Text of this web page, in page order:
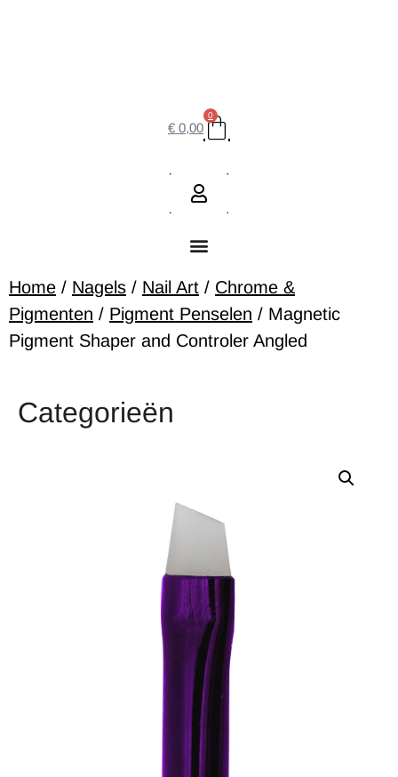
€ 0,00
0
Home / Nagels / Nail Art / Chrome &
Pigmenten / Pigment Penselen / Magnetic
Pigment Shaper and Controler Angled
Categorieën